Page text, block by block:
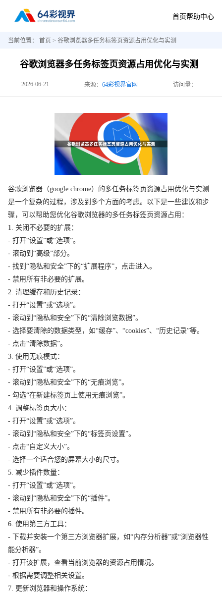
首页帮助中心
当前位置： 首页 > 谷歌浏览器多任务标签页资源占用优化与实测
谷歌浏览器多任务标签页资源占用优化与实测
2026-06-21 来源： 64彩视界官网 访问量：
谷歌浏览器（google chrome）的多任务标签页资源占用优化与实测
是一个复杂的过程，涉及到多个方面的考虑。以下是一些建议和步
骤，可以帮助您优化谷歌浏览器的多任务标签页资源占用：
1. 关闭不必要的扩展：
- 打开“设置”或“选项”。
- 滚动到“高级”部分。
- 找到“隐私和安全”下的“扩展程序”，点击进入。
- 禁用所有非必要的扩展。
2. 清理缓存和历史记录：
- 打开“设置”或“选项”。
- 滚动到“隐私和安全”下的“清除浏览数据”。
- 选择要清除的数据类型，如“缓存”、“cookies”、“历史记录”等。
- 点击“清除数据”。
3. 使用无痕模式：
- 打开“设置”或“选项”。
- 滚动到“隐私和安全”下的“无痕浏览”。
- 勾选“在新建标签页上使用无痕浏览”。
4. 调整标签页大小：
- 打开“设置”或“选项”。
- 滚动到“隐私和安全”下的“标签页设置”。
- 点击“自定义大小”。
- 选择一个适合您的屏幕大小的尺寸。
5. 减少插件数量：
- 打开“设置”或“选项”。
- 滚动到“隐私和安全”下的“插件”。
- 禁用所有非必要的插件。
6. 使用第三方工具：
- 下载并安装一个第三方浏览器扩展，如“内存分析器”或“浏览器性
能分析器”。
- 打开该扩展，查看当前浏览器的资源占用情况。
- 根据需要调整相关设置。
7. 更新浏览器和操作系统：